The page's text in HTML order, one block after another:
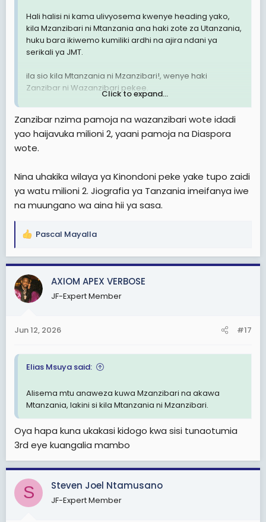
Hali halisi ni kama ulivyosema kwenye heading yako,
kila Mzanzibari ni Mtanzania ana haki zote za Utanzania,
huku bara ikiwemo kumiliki ardhi na ajira ndani ya
serikali ya JMT.
ila sio kila Mtanzania ni Mzanzibari!, wenye haki
Zanzibar ni Wazanzibari pekee.
Click to expand...
Zanzibar nzima pamoja na wazanzibari wote idadi
yao haijavuka milioni 2, yaani pamoja na Diaspora
wote.
Nina uhakika wilaya ya Kinondoni peke yake tupo zaidi
ya watu milioni 2. Jiografia ya Tanzania imeifanya iwe
na muungano wa aina hii ya sasa.
R
a
c
t
i
s
Pascal Mayalla
AXIOM APEX VERBOSE
JF-Expert Member
Jun 12, 2026 #17
Elias Msuya said:
Alisema mtu anaweza kuwa Mzanzibari na akawa
Mtanzania, lakini si kila Mtanzania ni Mzanzibari.
Oya hapa kuna ukakasi kidogo kwa sisi tunaotumia
3rd eye kuangalia mambo
S Steven Joel Ntamusano
JF-Expert Member